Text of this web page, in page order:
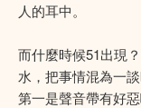
人的耳中。
而什麼時候51出現
水，把事情混為一
第一是聲音帶有好